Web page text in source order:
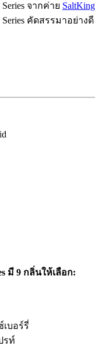
จากค่าย SaltKing
Series คัดสรรมาอย่
มี 9 กลิ่นให้เลือก:
เบอร์รี่
รท์